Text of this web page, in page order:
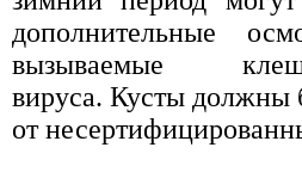
дополнительные
вызываемые
вируса. Кусты должны
от